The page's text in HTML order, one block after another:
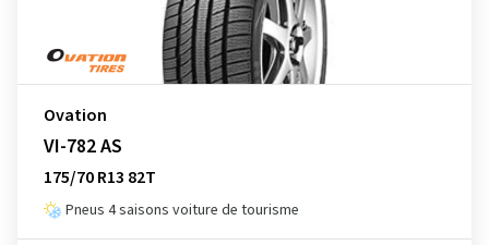
Ovation
VI-782 AS
175/70 R13 82T
Pneus 4 saisons voiture de tourisme